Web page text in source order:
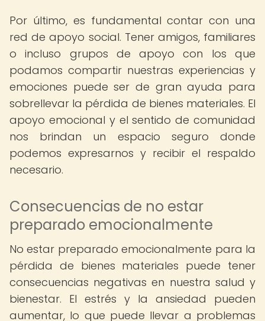
Por último, es fundamental contar con una
red de apoyo social. Tener amigos, familiares
o incluso grupos de apoyo con los que
podamos compartir nuestras experiencias y
emociones puede ser de gran ayuda para
sobrellevar la pérdida de bienes materiales. El
apoyo emocional y el sentido de comunidad
nos brindan un espacio seguro donde
podemos expresarnos y recibir el respaldo
necesario.
Consecuencias de no estar
preparado emocionalmente
No estar preparado emocionalmente para la
pérdida de bienes materiales puede tener
consecuencias negativas en nuestra salud y
bienestar. El estrés y la ansiedad pueden
aumentar, lo que puede llevar a problemas